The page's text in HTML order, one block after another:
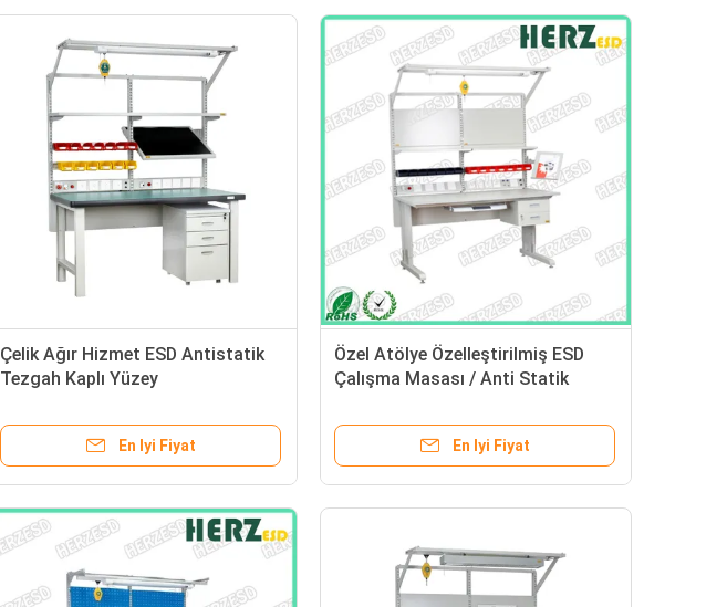
Çelik Ağır Hizmet ESD Antistatik
Tezgah Kaplı Yüzey
En Iyi Fiyat
Özel Atölye Özelleştirilmiş ESD
Çalışma Masası / Anti Statik
En Iyi Fiyat